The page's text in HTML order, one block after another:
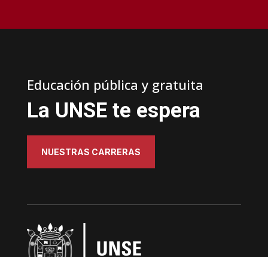
Educación pública y gratuita
La UNSE te espera
NUESTRAS CARRERAS